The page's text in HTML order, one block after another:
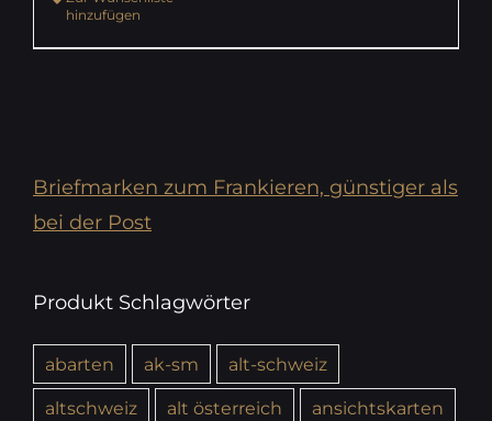
hinzufügen
Briefmarken zum Frankieren, günstiger als
bei der Post
Produkt Schlagwörter
abarten ak-sm
alt-schweiz
altschweiz
alt österreich
ansichtskarten